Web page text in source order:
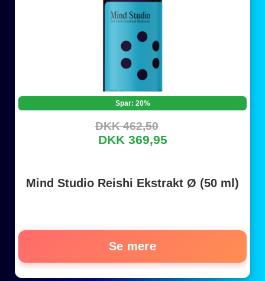
Spar: 20%
DKK 462,50
DKK 369,95
Mind Studio Reishi Ekstrakt Ø (50 ml)
Se mere